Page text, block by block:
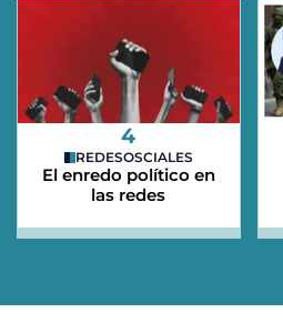
4
REDESOSCIALES
El enredo político en
las redes